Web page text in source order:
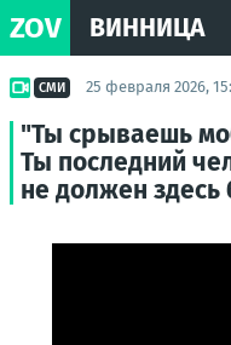
ZOV ВИННИЦА
СМИ 25 февраля 2026,
"Ты срываешь
Ты последний
не должен